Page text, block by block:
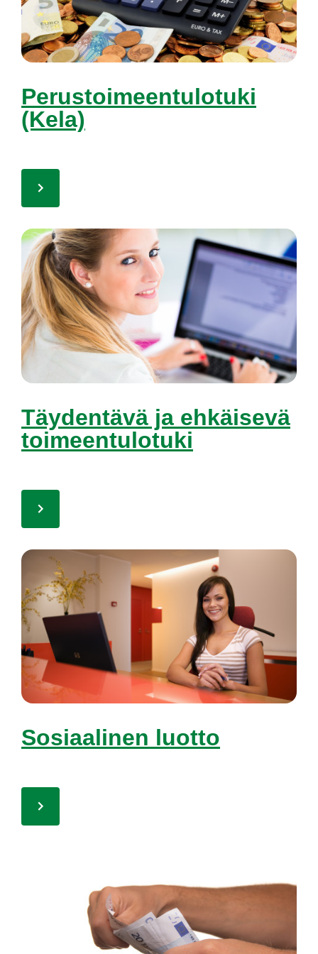
Pe­rus­toi­meen­tu­lo­tu­ki
(Ke­la)
Täy­den­tä­vä ja eh­käi­se­vä
toi­meen­tu­lo­tu­ki
So­siaa­li­nen luot­to